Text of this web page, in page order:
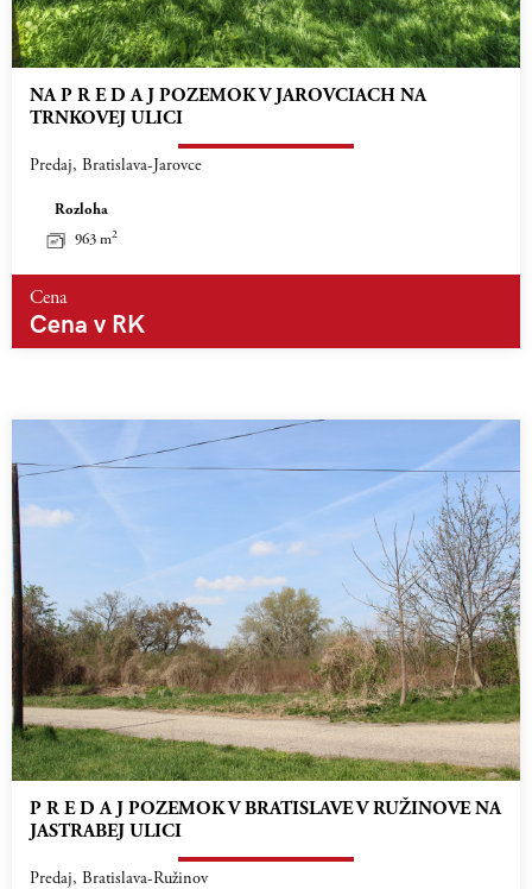
NA P R E D A J POZEMOK V JAROVCIACH NA
TRNKOVEJ ULICI
Predaj, Bratislava-Jarovce
Rozloha
963 m2
Cena
Cena v RK
P R E D A J POZEMOK V BRATISLAVE V RUŽINOVE NA
JASTRABEJ ULICI
Predaj, Bratislava-Ružinov